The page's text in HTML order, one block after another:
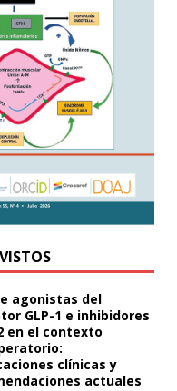
agonistas del
GLP-1 e inhibidores
en el contexto
clínicas y
actuales